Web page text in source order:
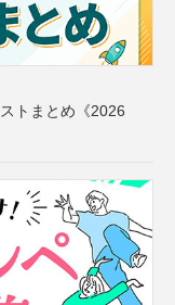
トまとめ《2026